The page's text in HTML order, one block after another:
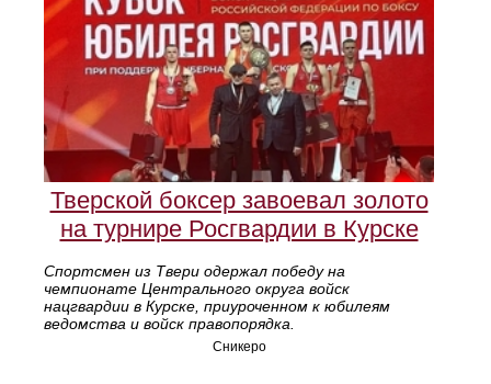
Тверской боксер завоевал золото
на турнире Росгвардии в Курске
Спортсмен из Твери одержал победу на
чемпионате Центрального округа войск
нацгвардии в Курске, приуроченном к юбилеям
ведомства и войск правопорядка.
Сникеро